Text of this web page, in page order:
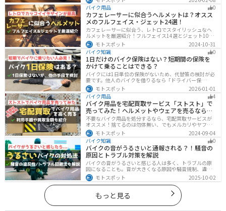
ト・デメリットや注意点も紹介し、安全にバイクの積載
力をアップする方法をまとめました。
バイク用品
0
カフェレーサーに似合うヘルメットは？オスス
メのフルフェイス・ジェット24選！
カフェレーサーに似合う、レトロでスタイリッシュなヘ
ルメットを厳選紹介！フルフェイス14選とジェット10選
の多彩なラインナップで、安全性とデザインの両立を実
現。こだわりのヘルメットで、あなたのライダーズライ
フをより魅力的にアップグレードしましょう！
モトスポット
2024-10-31
バイク知識
0
1日だけのバイク保険はない？短期間の保険を
かけて乗ることはできる？
バイクには1日単位の保険がないため、代替策の検討が必
要です。他人のバイクを借りるなら「ドライバー保
険」、125cc以下で家族が車持ちなら「ファミリーバイク
特約」、自身のバイクなら「バイク保険の短期加入」が
有効です。手間を省くなら、任意保険込みの「レンタル
バイク」も選べます。
モトスポット
2026-01-01
バイク用品
4
バイク用品を宅配買取サービス「ストスト」で
売ってみた！ヘルメットやウェアを売るならオ
ススメ
不要なバイク用品を処分するなら、宅配買取サービスが
オススメ！捨てるのは勿体無い、でもメルカリやヤフオ
クに出すのは面倒だし手数料がかかる...STST（ストス
ト）なら手数料や送料など完全無料で、自宅から送るだ
けでOKなので超簡単に売れます！ストストを実際に使っ
てみたので、流れや買取金額などを紹介します。
モトスポット
2024-09-04
バイク知識
0
バイクの音がうるさいと通報される？！騒音の
原因とトラブル対策を解説
バイクの音がうるさいと感じる人は多く、トラブルの原
因になることも。音が大きくなる原因や騒音規制、違反
になるケースを解説し、ライダーができるマナーや配慮
の方法、さらには他人のバイクが迷惑なときの正しい対
処法まで紹介します。バイク好きも、周囲の騒音に悩む
人も必見の内容です。
モトスポット 2025-10-02
もっと見る